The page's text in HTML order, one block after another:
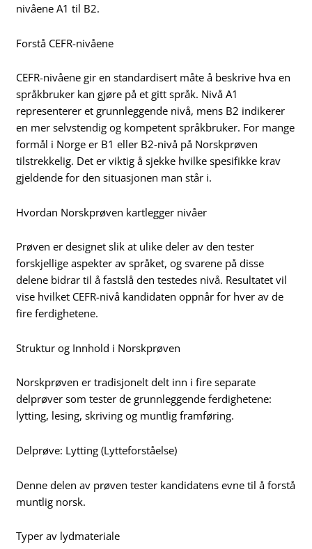
nivåene A1 til B2.
Forstå CEFR-nivåene
CEFR-nivåene gir en standardisert måte å beskrive hva en
språkbruker kan gjøre på et gitt språk. Nivå A1
representerer et grunnleggende nivå, mens B2 indikerer
en mer selvstendig og kompetent språkbruker. For mange
formål i Norge er B1 eller B2-nivå på Norskprøven
tilstrekkelig. Det er viktig å sjekke hvilke spesifikke krav
gjeldende for den situasjonen man står i.
Hvordan Norskprøven kartlegger nivåer
Prøven er designet slik at ulike deler av den tester
forskjellige aspekter av språket, og svarene på disse
delene bidrar til å fastslå den testedes nivå. Resultatet vil
vise hvilket CEFR-nivå kandidaten oppnår for hver av de
fire ferdighetene.
Struktur og Innhold i Norskprøven
Norskprøven er tradisjonelt delt inn i fire separate
delprøver som tester de grunnleggende ferdighetene:
lytting, lesing, skriving og muntlig framføring.
Delprøve: Lytting (Lytteforståelse)
Denne delen av prøven tester kandidatens evne til å forstå
muntlig norsk.
Typer av lydmateriale